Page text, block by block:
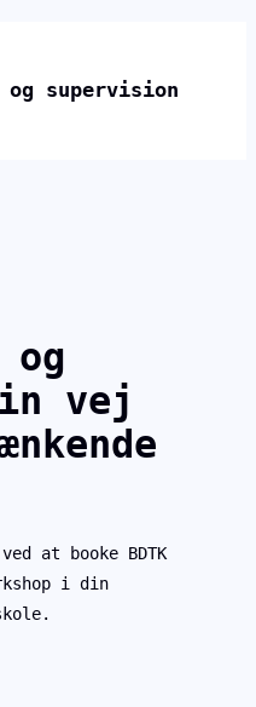
og supervision
og
vej
at booke BDTK
i din